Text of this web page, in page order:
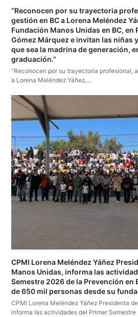
“Reconocen por su trayectoria
gestión en BC a Lorena Meléndez
Fundación Manos Unidas en BC, en
Gómez Márquez e invitan las niñas
que sea la madrina de generación,
graduación.”
“Reconocen por su trayectoria profesional,
a Lorena Meléndez Yáñez,…
CPMI Lorena Meléndez Yáñez
Manos Unidas, informa las
Semestre 2026 de la Prevención en
de 650 mil personas desde su
CPMI Lorena Meléndez Yáñez Presidenta
informa las actividades del Primer